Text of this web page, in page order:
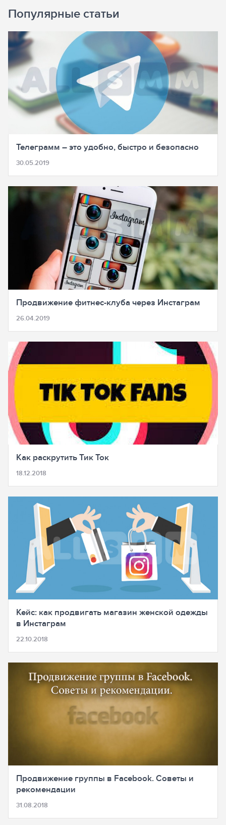
Популярные статьи
Телеграмм – это удобно, быстро и безопасно
30.05.2019
Продвижение фитнес-клуба через Инстаграм
26.04.2019
Как раскрутить Тик Ток
18.12.2018
Кейс: как продвигать магазин женской одежды
в Инстаграм
22.10.2018
Продвижение группы в Facebook. Советы и
рекомендации
31.08.2018